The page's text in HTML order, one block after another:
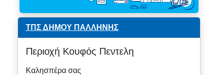
ΤΠΣ ΔΗΜΟΥ ΠΑΛΛΗΝΗΣ
Περιοχή Κουφός Πεντελη
Καλησπέρα σας